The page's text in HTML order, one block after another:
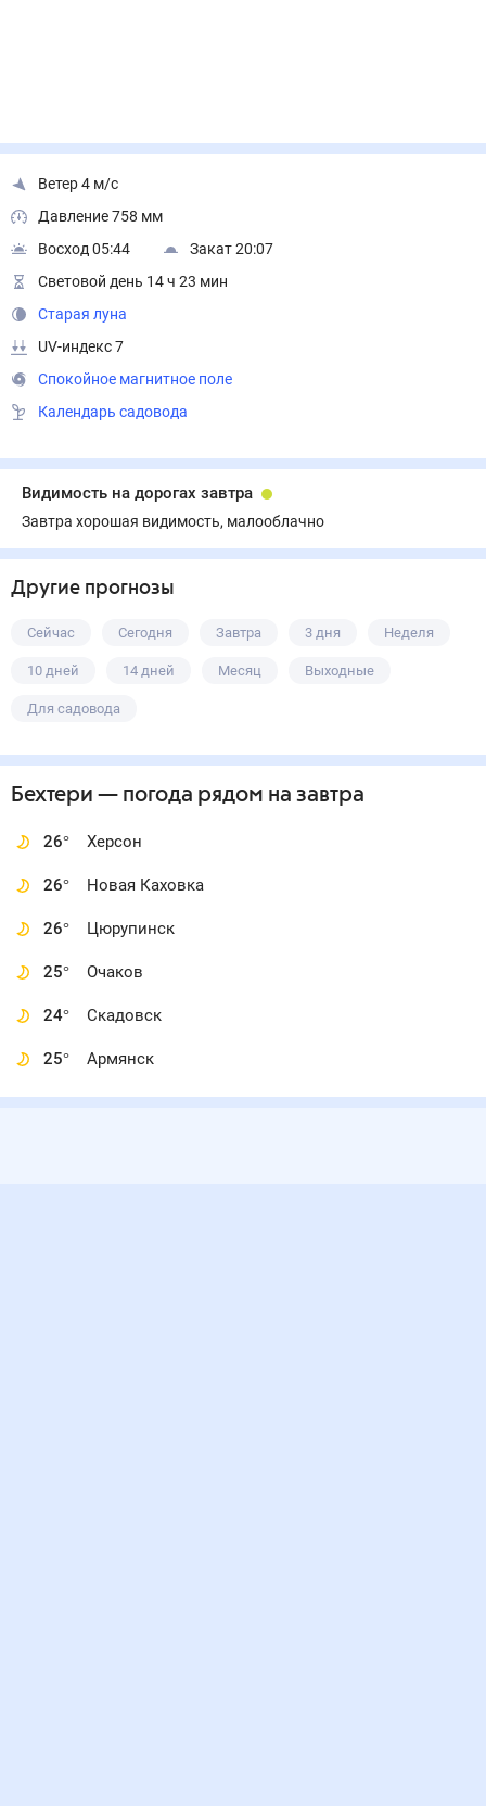
Ветер 4 м/с
Давление 758 мм
Восход 05:44
Закат 20:07
Световой день 14 ч 23 мин
Старая луна
UV-индекс 7
Спокойное магнитное поле
Календарь садовода
Видимость на дорогах завтра
Завтра хорошая видимость, малооблачно
Другие прогнозы
Сейчас Сегодня Завтра 3 дня Неделя
10 дней 14 дней Месяц Выходные
Для садовода
Бехтери — погода рядом на завтра
26° Херсон
26° Новая Каховка
26° Цюрупинск
25° Очаков
24° Скадовск
25° Армянск